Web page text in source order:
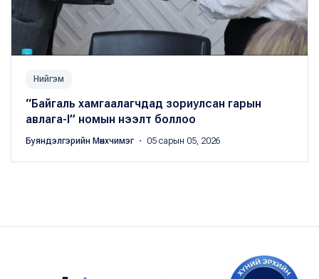
Нийгэм
“Байгаль хамгаалагчдад зориулсан гарын
авлага-I” номын нээлт боллоо
Буяндэлгэрийн Мөнхчимэг ・ 05 сарын 05, 2026